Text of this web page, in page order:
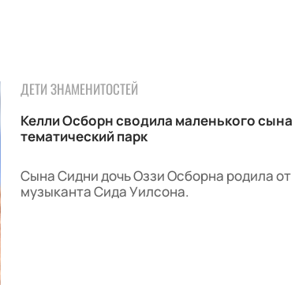
ДЕТИ ЗНАМЕНИТОСТЕЙ
Келли Осборн сводила маленького сына
тематический парк
Сына Сидни дочь Оззи Осборна родила от
музыканта Сида Уилсона.